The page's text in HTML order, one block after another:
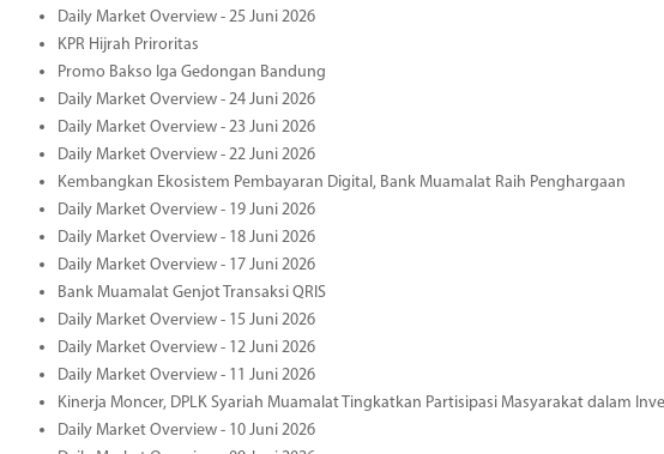
Daily Market Overview - 25 Juni 2026
KPR Hijrah Priroritas
Promo Bakso Iga Gedongan Bandung
Daily Market Overview - 24 Juni 2026
Daily Market Overview - 23 Juni 2026
Daily Market Overview - 22 Juni 2026
Kembangkan Ekosistem Pembayaran Digital, Bank Muamalat Raih Penghargaan
Daily Market Overview - 19 Juni 2026
Daily Market Overview - 18 Juni 2026
Daily Market Overview - 17 Juni 2026
Bank Muamalat Genjot Transaksi QRIS
Daily Market Overview - 15 Juni 2026
Daily Market Overview - 12 Juni 2026
Daily Market Overview - 11 Juni 2026
Kinerja Moncer, DPLK Syariah Muamalat Tingkatkan Partisipasi Masyarakat dalam
Daily Market Overview - 10 Juni 2026